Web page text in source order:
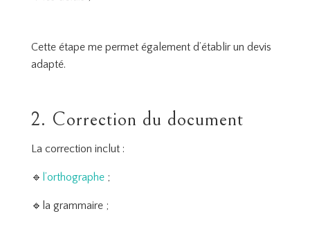
Cette étape me permet également d’établir un devis
adapté.
2. Correction du document
La correction inclut :
🔹 l’orthographe ;
🔹la grammaire ;